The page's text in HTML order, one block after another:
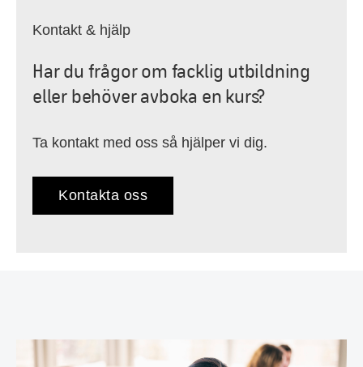
Kontakt & hjälp
Har du frågor om facklig utbildning
eller behöver avboka en kurs?
Ta kontakt med oss så hjälper vi dig.
Kontakta oss